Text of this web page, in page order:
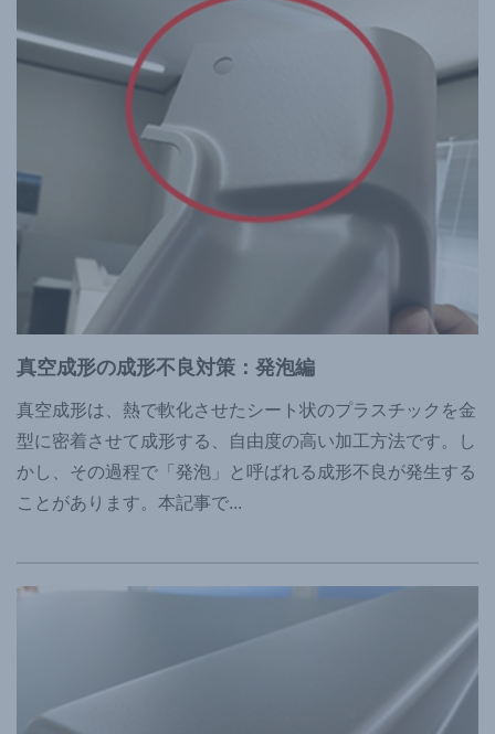
真空成形の成形不良対策：発泡編
真空成形は、熱で軟化させたシート状のプラスチックを金
型に密着させて成形する、自由度の高い加工方法です。し
かし、その過程で「発泡」と呼ばれる成形不良が発生する
ことがあります。本記事で...